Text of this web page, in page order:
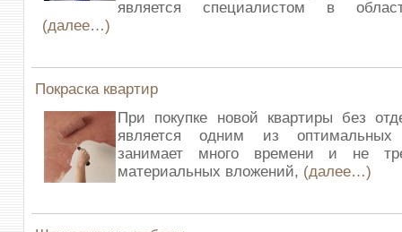
является специалистом в
(далее…)
Покраска квартир
При покупке новой квартиры без
является одним из
занимает много времени и не
материальных вложений, (далее…)